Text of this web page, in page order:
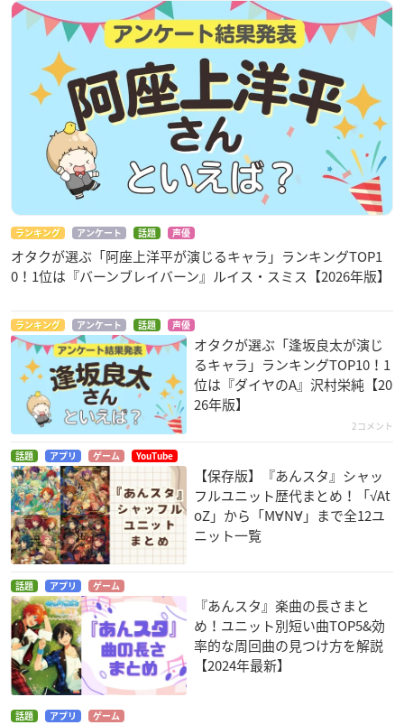
ランキング アンケート 話題 声優
オタクが選ぶ「阿座上洋平が演じるキャラ」ランキングTOP1
0！1位は『バーンブレイバーン』ルイス・スミス【2026年版】
ランキング アンケート 話題 声優
オタクが選ぶ「逢坂良太が演じ
るキャラ」ランキングTOP10！1
位は『ダイヤのA』沢村栄純【20
26年版】
2コメント
話題 アプリ ゲーム YouTube
【保存版】『あんスタ』シャッ
フルユニット歴代まとめ！「√At
oZ」から「M∀N∀」まで全12ユ
ニット一覧
話題 アプリ ゲーム
『あんスタ』楽曲の長さまと
め！ユニット別短い曲TOP5&効
率的な周回曲の見つけ方を解説
【2024年最新】
話題 アプリ ゲーム